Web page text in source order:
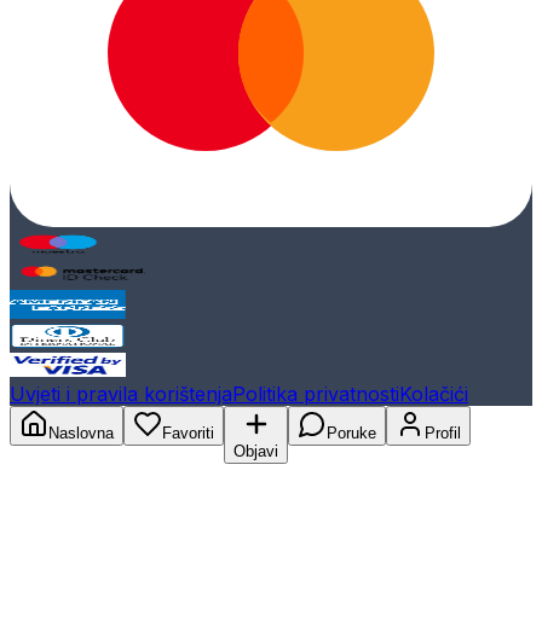
Uvjeti i pravila korištenjaPolitika privatnostiKolačići
Naslovna
Favoriti
Objavi
Poruke Profil